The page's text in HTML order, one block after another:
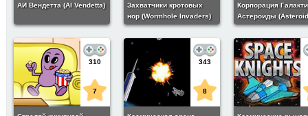
АИ Вендетта (AI Vendetta)
Захватчики кротовых
нор (Wormhole Invaders)
Корпорация
Астероиды
Galactic Mining
310
7
343
8